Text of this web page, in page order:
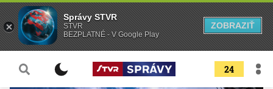
24
Správy STVR
STVR
BEZPLATNÉ - V Google Play
ZOBRAZIŤ